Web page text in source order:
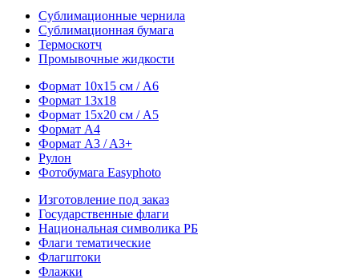
Сублимационные чернила
Сублимационная бумага
Термоскотч
Промывочные жидкости
Формат 10х15 см / A6
Формат 13х18
Формат 15х20 см / A5
Формат А4
Формат A3 / A3+
Рулон
Фотобумага Easyphoto
Изготовление под заказ
Государственные флаги
Национальная символика РБ
Флаги тематические
Флагштоки
Флажки